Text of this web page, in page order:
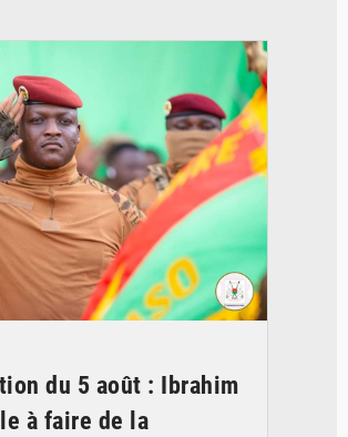
du 5 août : Ibrahim
à faire de la